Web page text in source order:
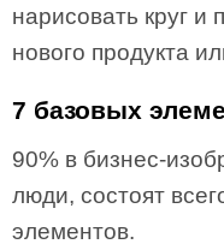
нарисовать круг и
нового продукта
7 базовых
90% в бизнес-
люди, состоят
элементов.